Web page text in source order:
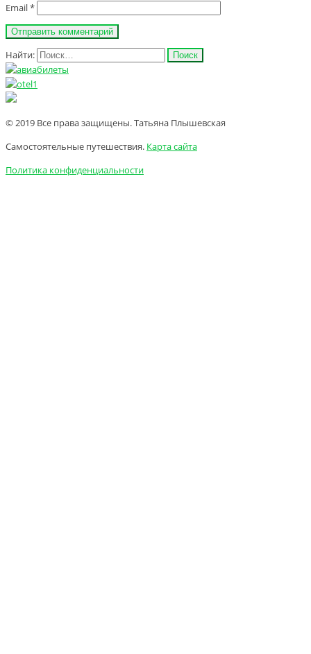
Email*
Найти:
© 2019 Все права защищены. Татьяна Плышевская
Самостоятельные путешествия. Карта сайта
Политика конфиденциальности